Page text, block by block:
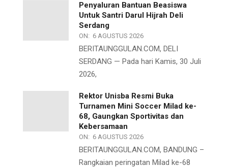
Penyaluran Bantuan Beasiswa
Untuk Santri Darul Hijrah Deli
Serdang
ON: 6 AGUSTUS 2026
BERITAUNGGULAN.COM, DELI
SERDANG — Pada hari Kamis, 30 Juli
2026,
Rektor Unisba Resmi Buka
Turnamen Mini Soccer Milad ke-
68, Gaungkan Sportivitas dan
Kebersamaan
ON: 6 AGUSTUS 2026
BERITAUNGGULAN.COM, BANDUNG –
Rangkaian peringatan Milad ke-68